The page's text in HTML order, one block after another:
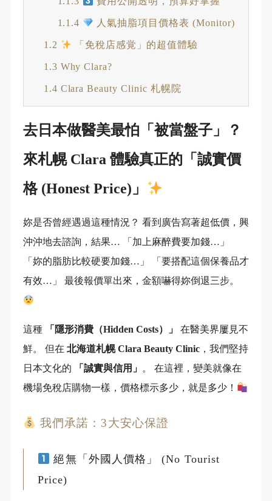
1.1.4 人氣抽脂項目價格表 (Monitor)
1.2 「免稅店感覚」的超值體驗
1.3 Why Clara?
1.4 Clara Beauty Clinic 札幌院
去日本做醫美最怕「被當盤子」？
來札幌 Clara 體驗真正的「誠實價
格 (Honest Price)」
妳是否曾經遇過這種情況？ 看到廣告寫著超低價，興
沖沖地去諮詢，結果… 「加上麻醉費要加錢…」
「妳的脂肪比較硬要加錢…」 「要搭配這個保養品才
有效…」 最後報價單出來，金額嚇得妳倒退三步。
這種 「隱形消費（Hidden Costs）」
在醫美界屢見不
鮮。 但在 北海道札幌 Clara Beauty Clinic，我們堅持
日本文化的
「誠實與信用」 。 在這裡，變美就像在
機場免稅店購物一樣，價格標示多少，就是多少！
我們承諾：3大安心保證
絕無「外國人價格」 (No Tourist
Price)